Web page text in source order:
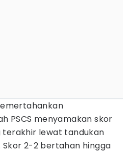
PSCS menyamakan skor
terakhir lewat tandukan
Skor 2-2 bertahan hingga